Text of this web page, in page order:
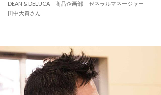
DEAN & DELUCA 商品企画部 ゼネラルマネージャー
田中大資さん